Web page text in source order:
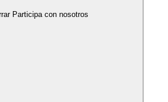
Participa con nosotros